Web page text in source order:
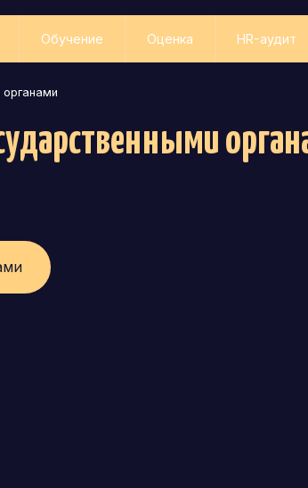
Обучение Оценка HR-аудит